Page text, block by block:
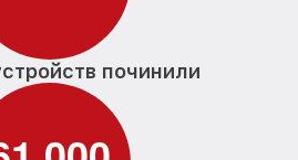
починили